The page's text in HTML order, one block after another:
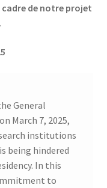
cadre de notre projet
General
March 7, 2025,
institutions
being hindered
In this
to